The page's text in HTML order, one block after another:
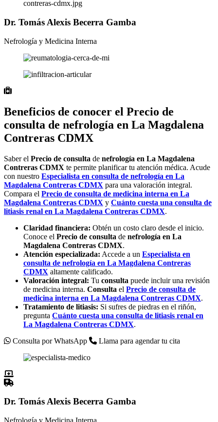
Dr. Tomás Alexis Becerra Gamba
Nefrología y Medicina Interna
Beneficios de conocer el Precio de
consulta de nefrología en La Magdalena
Contreras CDMX
Saber el Precio de consulta de nefrología en La Magdalena
Contreras CDMX te permite planificar tu atención médica. Acude
con nuestro Especialista en consulta de nefrología en La
Magdalena Contreras CDMX para una valoración integral.
Compara el Precio de consulta de medicina interna en La
Magdalena Contreras CDMX y Cuánto cuesta una consulta de
litiasis renal en La Magdalena Contreras CDMX.
Claridad financiera: Obtén un costo claro desde el inicio.
Conoce el Precio de consulta de nefrología en La
Magdalena Contreras CDMX.
Atención especializada: Accede a un Especialista en
consulta de nefrología en La Magdalena Contreras
CDMX altamente calificado.
Valoración integral: Tu consulta puede incluir una revisión
de medicina interna. Consulta el Precio de consulta de
medicina interna en La Magdalena Contreras CDMX.
Tratamiento de litiasis: Si sufres de piedras en el riñón,
pregunta Cuánto cuesta una consulta de litiasis renal en
La Magdalena Contreras CDMX.
Consulta por WhatsApp
Llama para agendar tu cita
Dr. Tomás Alexis Becerra Gamba
Nefrología y Medicina Interna